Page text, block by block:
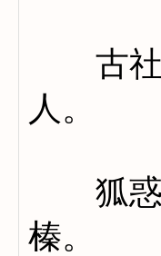
古社
人。
狐惑
榛。